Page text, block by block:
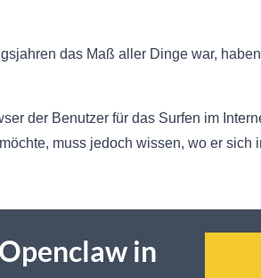
das Maß aller Dinge war,
der Benutzer für das Surfen im
möchte, muss jedoch wissen, wo er sich